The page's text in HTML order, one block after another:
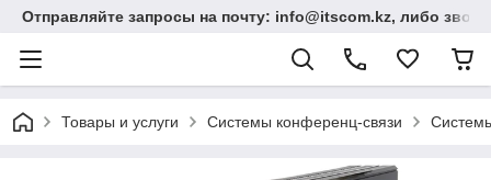
Отправляйте запросы на почту: info@itscom.kz, либо
Товары и услуги Системы конференц-связи